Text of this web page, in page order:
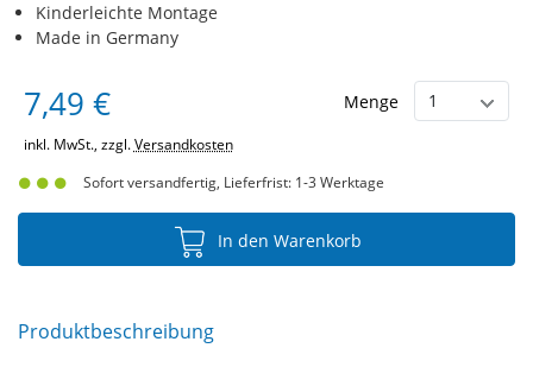
Kinderleichte Montage
Made in Germany
7,49 € Menge
inkl. MwSt., zzgl.Versandkosten
Sofort versandfertig, Lieferfrist: 1-3 Werktage
In den Warenkorb
Produktbeschreibung